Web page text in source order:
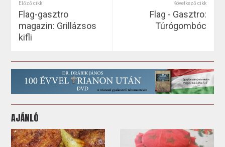
Előző cikk
Flag-gasztro
magazin: Grillázsos
kifli
Következő cikk
Flag - Gasztro:
Túrógombóc
AJÁNLÓ